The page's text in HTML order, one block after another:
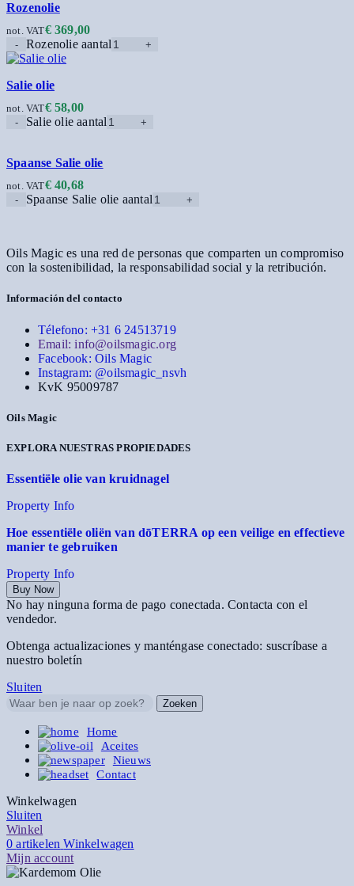
Rozenolie
€369,00
not. VAT
Rozenolie aantal
Salie olie
€58,00
not. VAT
Salie olie aantal
Spaanse Salie olie
€40,68
not. VAT
Spaanse Salie olie aantal
Oils Magic es una red de personas que comparten un compromiso
con la sostenibilidad, la responsabilidad social y la retribución.
Información del contacto
Télefono: +31 6 24513719
Email: info@oilsmagic.org
Facebook: Oils Magic
Instagram: @oilsmagic_nsvh
KvK 95009787
Oils Magic
EXPLORA NUESTRAS PROPIEDADES
Essentiële olie van kruidnagel
Property Info
Hoe essentiële oliën van dōTERRA op een veilige en effectieve
manier te gebruiken
Property Info
Buy Now
No hay ninguna forma de pago conectada. Contacta con el
vendedor.
Obtenga actualizaciones y manténgase conectado: suscríbase a
nuestro boletín
Sluiten
Zoeken
Home
Aceites
Nieuws
Contact
Winkelwagen
Sluiten
Winkel
0artikelen Winkelwagen
Mijn account